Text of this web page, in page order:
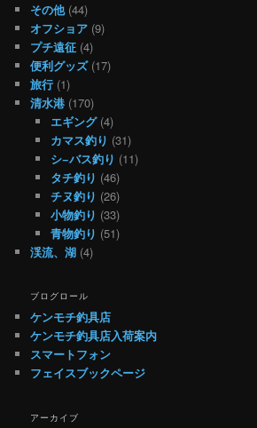
その他(44)
オフショア (9)
プチ遠征 (4)
便利グッズ(17)
旅行 (1)
清水港 (170)
エギング(4)
カマス釣り (31)
シ−バス釣り (11)
タチ釣り (46)
チヌ釣り (26)
小物釣り (33)
青物釣り (51)
渓流、湖 (4)
ブログロール
ケンモチ釣具店
ケンモチ釣具店入荷案内
スマートフォン
フェイスブックページ
アーカイブ